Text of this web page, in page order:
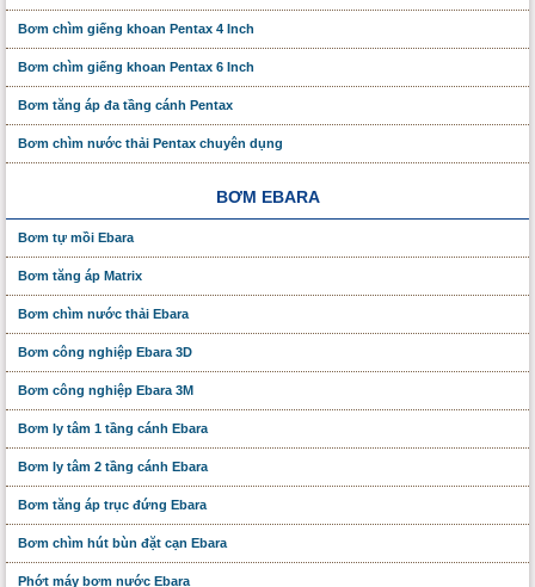
Bơm chìm giếng khoan Pentax 4 Inch
Bơm chìm giếng khoan Pentax 6 Inch
Bơm tăng áp đa tầng cánh Pentax
Bơm chìm nước thải Pentax chuyên dụng
BƠM EBARA
Bơm tự mồi Ebara
Bơm tăng áp Matrix
Bơm chìm nước thải Ebara
Bơm công nghiệp Ebara 3D
Bơm công nghiệp Ebara 3M
Bơm ly tâm 1 tầng cánh Ebara
Bơm ly tâm 2 tầng cánh Ebara
Bơm tăng áp trục đứng Ebara
Bơm chìm hút bùn đặt cạn Ebara
Phớt máy bơm nước Ebara